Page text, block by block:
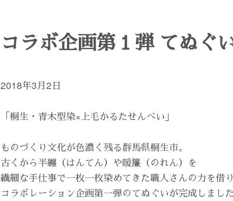
コラボ企画第１弾 てぬぐ
2018年3月2日
「桐生・青木型染×上毛かるたせんべい」
ものづくり文化が色濃く残る群馬県桐生市。
古くから半纏（はんてん）や暖簾（のれん）を
繊細な手仕事で一枚一枚染めてきた職人さんの力を借
コラボレーション企画第一弾のてぬぐいが完成しました